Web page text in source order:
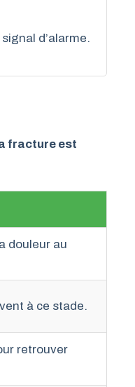
d’alarme.
fracture est
douleur au
à ce stade.
retrouver